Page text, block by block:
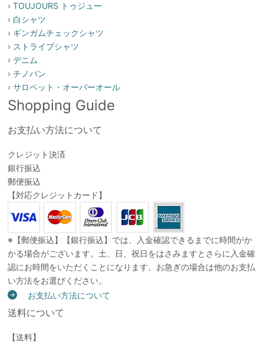
›TOUJOURS トゥジュー
› 白シャツ
› ギンガムチェックシャツ
› ストライプシャツ
›デニム
›チノパン
›サロペット・オーバーオール
Shopping Guide
お支払い方法について
クレジット決済
銀行振込
郵便振込
【対応クレジットカード】
※【郵便振込】【銀行振込】では、入金確認できるまでに時間がか
かる場合がございます。土、日、祝日をはさみますとさらに入金確
認にお時間をいただくことになります。お急ぎの場合は他のお支払
い方法をお選びください。
お支払い方法について
送料について
【送料】